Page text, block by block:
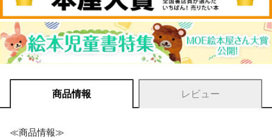
商品情報 レビュー
≪商品情報≫